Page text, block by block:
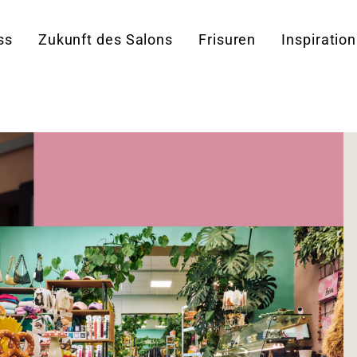
Zukunft des Salons Frisuren Inspiration